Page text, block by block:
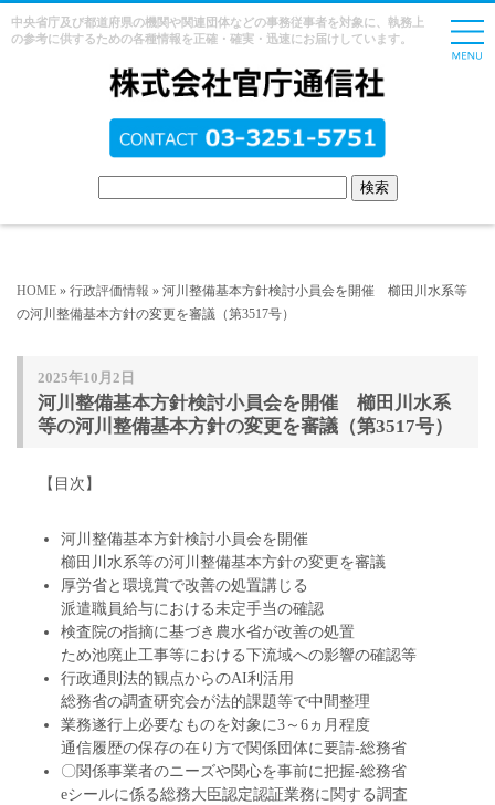
中央省庁及び都道府県の機関や関連団体などの事務従事者を対象に、執務上
の参考に供するための各種情報を正確・確実・迅速にお届けしています。
HOME » 行政評価情報 » 河川整備基本方針検討小員会を開催 櫛田川水系等
の河川整備基本方針の変更を審議（第3517号）
2025年10月2日
河川整備基本方針検討小員会を開催 櫛田川水系
等の河川整備基本方針の変更を審議（第3517号）
【目次】
河川整備基本方針検討小員会を開催
櫛田川水系等の河川整備基本方針の変更を審議
厚労省と環境賞で改善の処置講じる
派遣職員給与における未定手当の確認
検査院の指摘に基づき農水省が改善の処置
ため池廃止工事等における下流域への影響の確認等
行政通則法的観点からのAI利活用
総務省の調査研究会が法的課題等で中間整理
業務遂行上必要なものを対象に3～6ヵ月程度
通信履歴の保存の在り方で関係団体に要請-総務省
〇関係事業者のニーズや関心を事前に把握-総務省
eシールに係る総務大臣認定認証業務に関する調査